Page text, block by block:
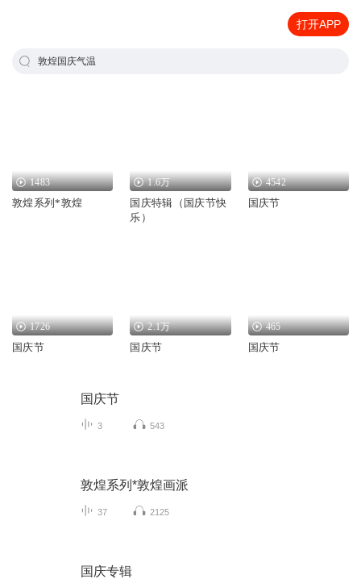
打开APP
敦煌国庆气温
1483
敦煌系列*敦煌
1.6万
国庆特辑（国庆节快
乐）
4542
国庆节
1726
国庆节
2.1万
国庆节
465
国庆节
国庆节
3 543
敦煌系列*敦煌画派
37 2125
国庆专辑